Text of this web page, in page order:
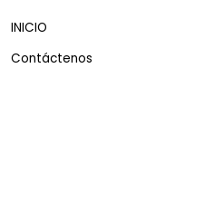
INICIO
Contáctenos